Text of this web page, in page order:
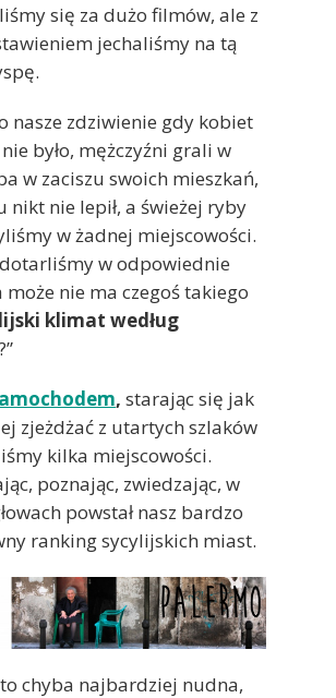
się za dużo filmów, ale z
jechaliśmy na tą
nasze zdziwienie gdy kobiet
było, mężczyźni grali w
w zaciszu swoich mieszkań,
nikt nie lepił, a świeżej ryby
w żadnej miejscowości.
w odpowiednie
może nie ma czegoś takiego
klimat według
?”
, starając się jak
zjeżdżać z utartych szlaków
kilka miejscowości.
poznając, zwiedzając, w
powstał nasz bardzo
ranking sycylijskich miast.
to chyba najbardziej nudna,